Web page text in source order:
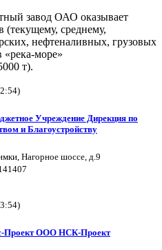
завод ОАО оказывает
(текущему, среднему,
нефтеналивных, грузовых
«река-море»
т).
Учреждение Дирекция по
и Благоустройству
Нагорное шоссе, д.9
Проект ООО НСК-Проект